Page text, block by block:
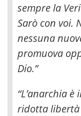
sempre la
Sarò con voi.
nessuna
promuova
Dio.”
“L’anarchia
ridotta libertà